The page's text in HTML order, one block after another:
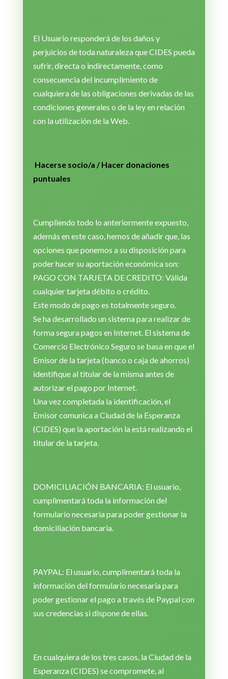
El Usuario responderá de los daños y
perjuicios de toda naturaleza que CIDES pueda
sufrir, directa o indirectamente, como
consecuencia del incumplimiento de
cualquiera de las obligaciones derivadas de las
condiciones generales o de la ley en relación
con la utilización de la Web.
Hacerse socio/a / Hacer donaciones
puntuales
Cumpliendo todo lo anteriormente expuesto,
además en este caso, hemos de añadir que, las
opciones que ponemos a su disposición para
poder hacer su aportación económica son:
PAGO CON TARJETA DE CREDITO: Válida
cualquier tarjeta débito o crédito.
Este modo de pago es totalmente seguro.
Se ha desarrollado un sistema para realizar de
forma segura pagos en Internet. El sistema de
Comercio Electrónico Seguro se basa en que el
Emisor de la tarjeta (banco o caja de ahorros)
identifique al titular de la misma antes de
autorizar el pago por Internet.
Una vez completada la identificación, el
Emisor comunica a Ciudad de la Esperanza
(CIDES) que la aportación la está realizando el
titular de la tarjeta.
DOMICILIACIÓN BANCARIA: El usuario,
cumplimentará toda la información del
formulario necesaria para poder gestionar la
domiciliación bancaria.
PAYPAL: El usuario, cumplimentará toda la
información del formulario necesaria para
poder gestionar el pago a través de Paypal con
sus credencias si dispone de ellas.
En cualquiera de los tres casos, la Ciudad de la
Esperanza (CIDES) se compromete, al